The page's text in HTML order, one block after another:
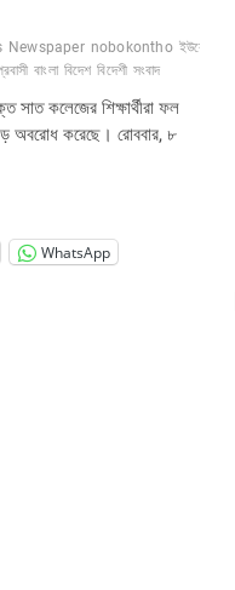
Newspaper nobokontho ইউরো-
বাংলা বিদেশ বিদেশী সংবাদ
সাত কলেজের শিক্ষার্থীরা ফল
অবরোধ করেছে। রোববার, ৮
WhatsApp